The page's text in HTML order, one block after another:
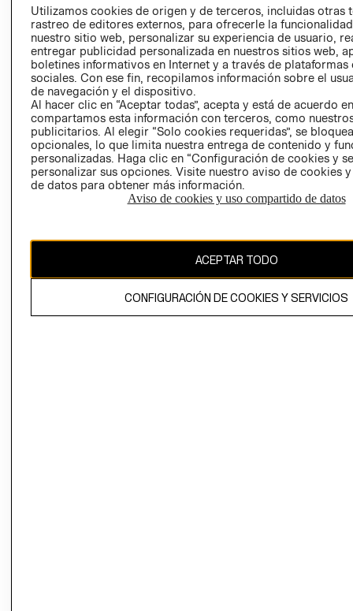
GIFT CARD
AVISO DE
COOKIES
LIBRO DE
Ecuador ($)
El contenido de esta página web está protegido por copyright y es
propiedad de H&M Hennes & Mauritz AB.
Utilizamos cookies de origen y de terceros, incluidas otras
rastreo de editores externos, para ofrecerle la
nuestro sitio web, personalizar su experiencia de usuario,
entregar publicidad personalizada en nuestros sitios web,
boletines informativos en Internet y a través de plataformas
sociales. Con ese fin, recopilamos información sobre el
de navegación y el dispositivo.
Al hacer clic en “Aceptar todas”, acepta y está de acuerdo
compartamos esta información con terceros, como
publicitarios. Al elegir “Solo cookies requeridas”, se
opcionales, lo que limita nuestra entrega de contenido y
personalizadas. Haga clic en “Configuración de cookies y
personalizar sus opciones. Visite nuestro aviso de cookies
de datos para obtener más información.
Aviso de cookies y uso compartido de datos
ACEPTAR TODO
CONFIGURACIÓN DE COOKIES Y SERVICIOS